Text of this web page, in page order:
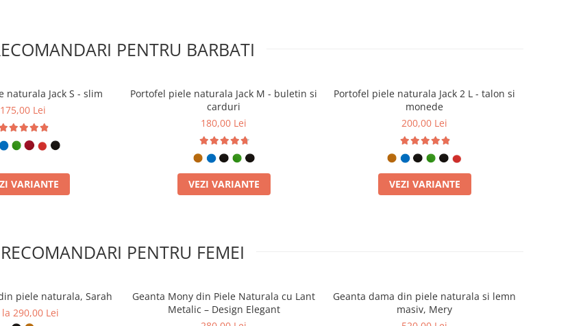
PENTRU BARBATI
naturala Jack S - slim
175,00 Lei
VARIANTE
Portofel piele naturala Jack M - buletin si
carduri
180,00 Lei
VEZI VARIANTE
Portofel piele naturala Jack 2 L - talon si
monede
200,00 Lei
VEZI VARIANTE
RECOMANDARI PENTRU FEMEI
piele naturala, Sarah
290,00 Lei
Geanta Mony din Piele Naturala cu Lant
Metalic – Design Elegant
Geanta dama din piele naturala si lemn
masiv, Mery